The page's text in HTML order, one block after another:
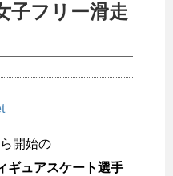
子フリー滑走
開始の
ギュアスケート選手